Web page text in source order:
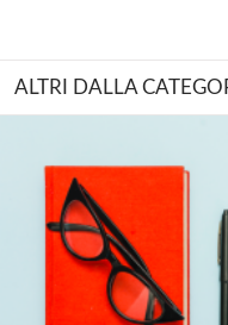
ALTRI DALLA